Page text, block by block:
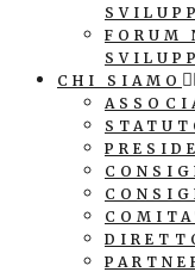
FORUM
CHI SIAMO